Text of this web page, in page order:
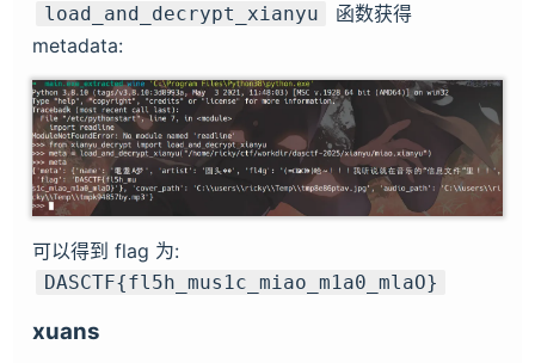
load_and_decrypt_xianyu
函数获得
metadata:
可以得到 flag 为:
DASCTF{fl5h_mus1c_miao_m1a0_mlaO}
xuans